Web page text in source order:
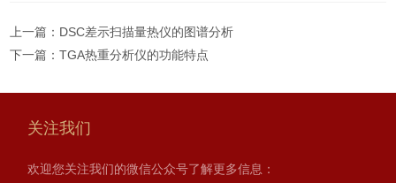
上一篇： DSC差示扫描量热仪的图谱分析
下一篇：TGA热重分析仪的功能特点
关注我们
欢迎您关注我们的微信公众号了解更多信息：